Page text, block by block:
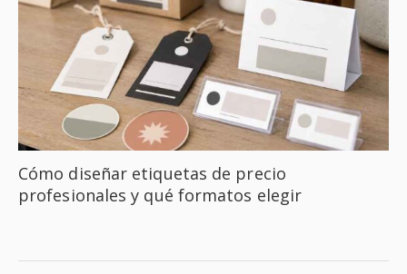
Cómo diseñar etiquetas de precio
profesionales y qué formatos elegir